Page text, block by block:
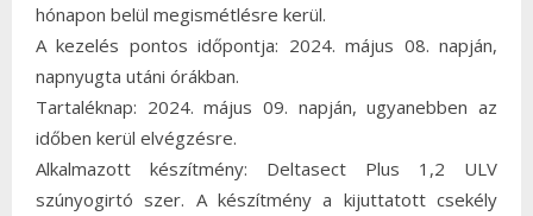
hónapon belül megismétlésre kerül.
A kezelés pontos időpontja: 2024. május 08. napján,
napnyugta utáni órákban.
Tartaléknap: 2024. május 09. napján, ugyanebben az
időben kerül elvégzésre.
Alkalmazott készítmény: Deltasect Plus 1,2 ULV
szúnyogirtó szer. A készítmény a kijuttatott csekély